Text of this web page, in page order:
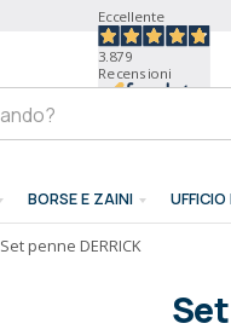
Eccellente
3.879
Recensioni
BORSE E ZAINI
Set penne DERRICK